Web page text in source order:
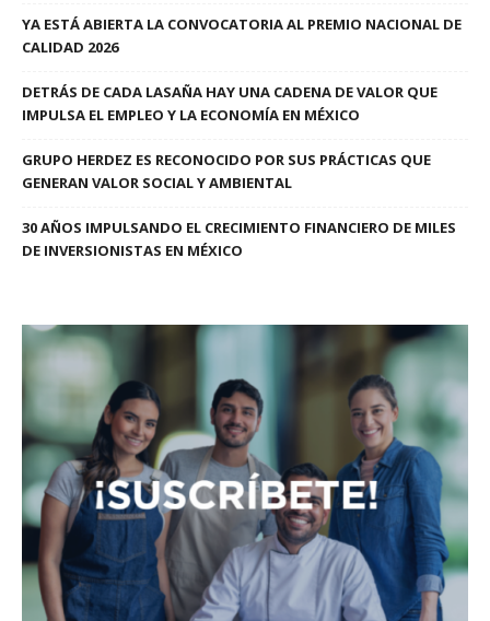
YA ESTÁ ABIERTA LA CONVOCATORIA AL PREMIO NACIONAL DE
CALIDAD 2026
DETRÁS DE CADA LASAÑA HAY UNA CADENA DE VALOR QUE
IMPULSA EL EMPLEO Y LA ECONOMÍA EN MÉXICO
GRUPO HERDEZ ES RECONOCIDO POR SUS PRÁCTICAS QUE
GENERAN VALOR SOCIAL Y AMBIENTAL
30 AÑOS IMPULSANDO EL CRECIMIENTO FINANCIERO DE MILES
DE INVERSIONISTAS EN MÉXICO